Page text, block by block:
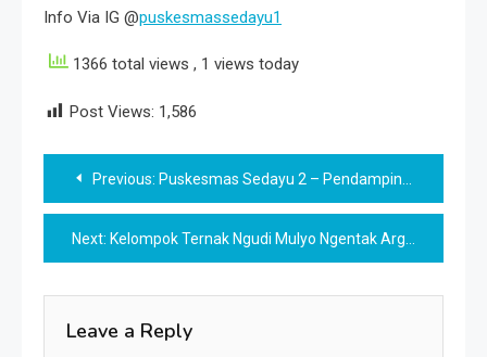
Info Via IG @puskesmassedayu1
1366 total views , 1 views today
Post Views: 1,586
Post
navigation
Previous: Puskesmas Sedayu 2 – Pendampingan lomba Pengelolaan Posyandu Kabupaten Bantul
Next: Kelompok Ternak Ngudi Mulyo Ngentak Argorejo Sedayu
Leave a Reply